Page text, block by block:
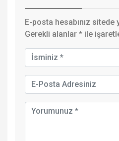
E-posta hesabınız sitede
Gerekli alanlar * ile